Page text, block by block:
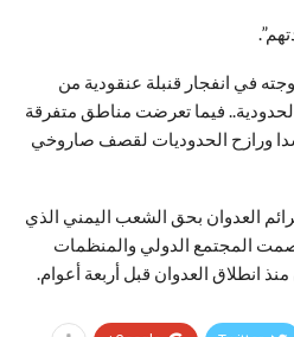
في انفجار قنبلة عنقودية من
فيما تعرضت مناطق متفرقة
ورازح الحدوديات لقصف صاروخي
العدوان بحق الشعب اليمني الذي
المجتمع الدولي والمنظمات
انطلاق العدوان قبل أربعة أعوام.